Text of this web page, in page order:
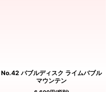
No.42 バブルディスク ライムバブル
マウンテン